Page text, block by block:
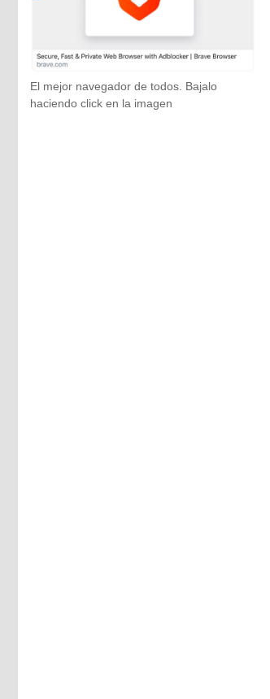
El mejor navegador de todos. Bajalo
haciendo click en la imagen